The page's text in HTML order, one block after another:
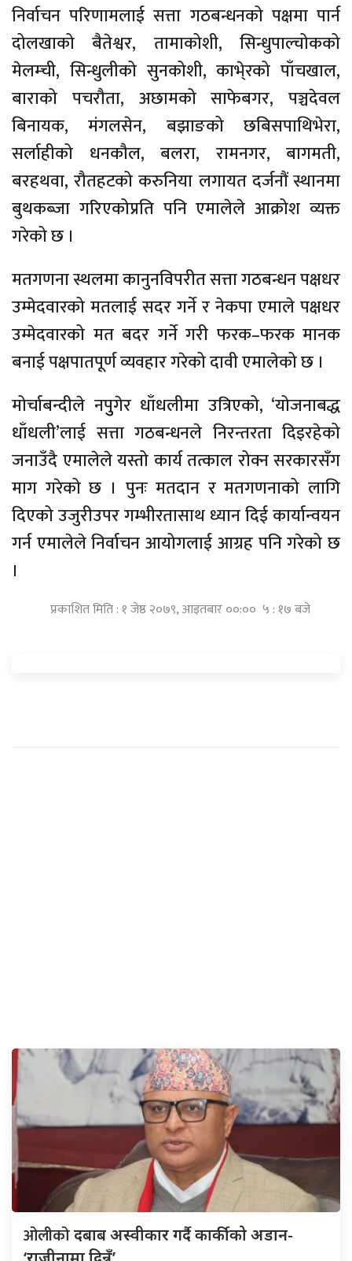
निर्वाचन परिणामलाई सत्ता गठबन्धनको पक्षमा पार्न
दोलखाको बैतेश्वर, तामाकोशी, सिन्धुपाल्चोकको
मेलम्ची, सिन्धुलीको सुनकोशी, काभे्रको पाँचखाल,
बाराको पचरौता, अछामको साफेबगर, पञ्चदेवल
बिनायक, मंगलसेन, बझाङको छबिसपाथिभेरा,
सर्लाहीको धनकौल, बलरा, रामनगर, बागमती,
बरहथवा, रौतहटको करुनिया लगायत दर्जनौं स्थानमा
बुथकब्जा गरिएकोप्रति पनि एमालेले आक्रोश व्यक्त
गरेको छ ।
मतगणना स्थलमा कानुनविपरीत सत्ता गठबन्धन पक्षधर
उम्मेदवारको मतलाई सदर गर्ने र नेकपा एमाले पक्षधर
उम्मेदवारको मत बदर गर्ने गरी फरक–फरक मानक
बनाई पक्षपातपूर्ण व्यवहार गरेको दावी एमालेको छ ।
मोर्चाबन्दीले नपुुगेर धाँधलीमा उत्रिएको, ‘योजनाबद्ध
धाँधली’लाई सत्ता गठबन्धनले निरन्तरता दिइरहेको
जनाउँदै एमालेले यस्तो कार्य तत्काल रोक्न सरकारसँग
माग गरेको छ । पुनः मतदान र मतगणनाको लागि
दिएको उजुरीउपर गम्भीरतासाथ ध्यान दिई कार्यान्वयन
गर्न एमालेले निर्वाचन आयोगलाई आग्रह पनि गरेको छ
।
प्रकाशित मिति : १ जेष्ठ २०७९, आइतबार ००:०० ५ : १७ बजे
ओलीकोदबाब अस्वीकार गर्दै कार्कीको अडान-